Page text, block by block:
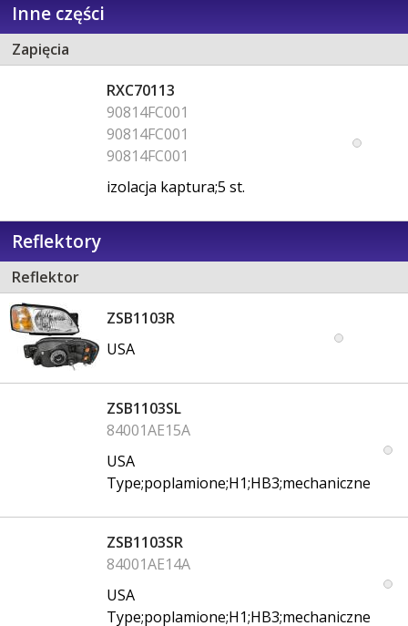
Inne części
Zapięcia
RXC70113
90814FC001
90814FC001
90814FC001
izolacja kaptura;5 st.
Reflektory
Reflektor
ZSB1103R
USA
ZSB1103SL
84001AE15A
USA
Type;poplamione;H1;HB3;mechaniczne
ZSB1103SR
84001AE14A
USA
Type;poplamione;H1;HB3;mechaniczne